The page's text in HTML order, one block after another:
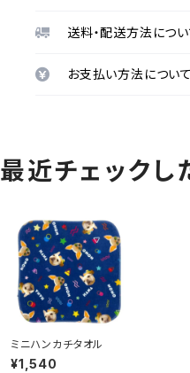
送料・配送方法につい
お支払い方法について
最近チェックし
ミニハンカチタオル
¥1,540